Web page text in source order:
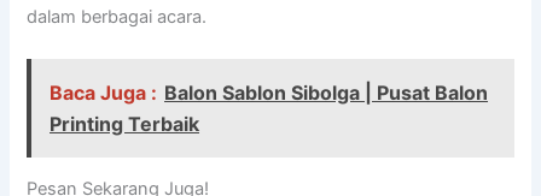
dalam berbagai acara.
Baca Juga : Balon Sablon Sibolga | Pusat Balon
Printing Terbaik
Pesan Sekarang Juga!